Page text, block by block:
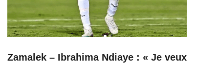
Zamalek – Ibrahima Ndiaye : « Je veux